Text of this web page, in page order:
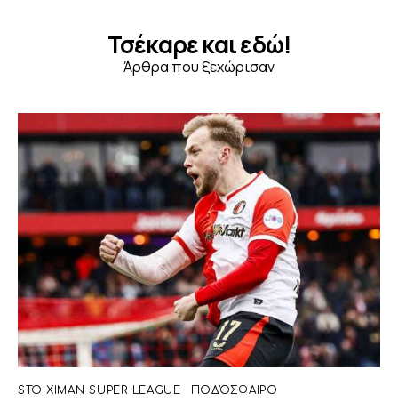
Τσέκαρε και εδώ!
Άρθρα που ξεχώρισαν
STOIXIMAN SUPER LEAGUE ΠΟΔΌΣΦΑΙΡΟ